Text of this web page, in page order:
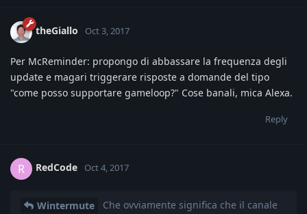
theGiallo Oct 3, 2017
Per McReminder: propongo di abbassare la frequenza degli
update e magari triggerare risposte a domande del tipo
"come posso supportare gameloop?" Cose banali, mica Alexa.
Reply
R RedCode Oct 4, 2017
Wintermute
Che ovviamente significa che il canale